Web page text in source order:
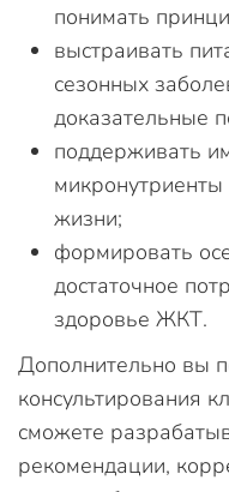
понимать
выстраивать
сезонных
доказательные
поддерживать
жизни;
формировать
достаточное
здоровье ЖКТ.
Дополнительно вы
консультирования
сможете
рекомендации,